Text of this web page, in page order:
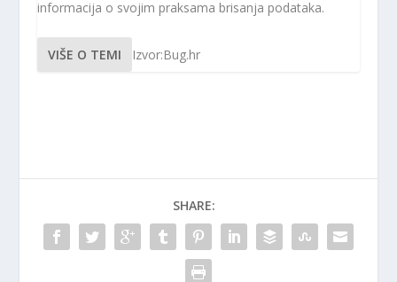
informacija o svojim praksama brisanja podataka.
VIŠE O TEMI Izvor:Bug.hr
SHARE: